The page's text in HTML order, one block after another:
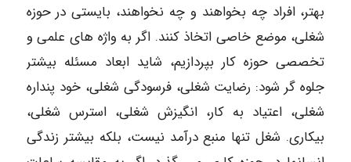
بهتر، افراد چه بخواهند و چه نخواهند، بایستی در حوزه
شغلی، موضع خاصی اتخاذ کنند. اگر به واژه های علمی و
تخصصی حوزه کار بپردازیم، شاید ابعاد مسئله بیشتر
جلوه گر شود: رضایت شغلی، فرسودگی شغلی، خود پنداره
شغلی، اعتیاد به کار، انگیزش شغلی، استرس شغلی،
بیکاری. شغل تنها منبع درآمد نیست، بلکه بیشتر زندگی